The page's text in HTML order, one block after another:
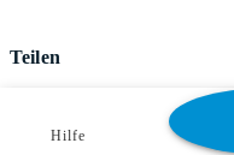
Teilen
Hilfe